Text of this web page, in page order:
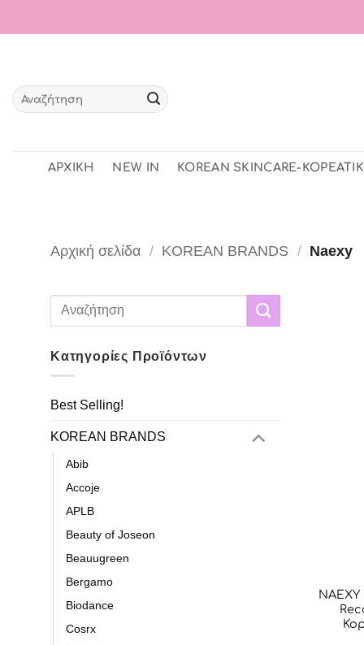
Αναζήτηση
για:
ΑΡΧΙΚΗ NEW IN KOREAN SKINCARE-
Αρχική σελίδα / KOREAN BRANDS / Naexy
Αναζήτηση
Κατηγορίες Προϊόντων
Best Selling!
KOREAN BRANDS
Abib
Accoje
APLB
Beauty of Joseon
Beauugreen
Bergamo
Biodance
Cosrx